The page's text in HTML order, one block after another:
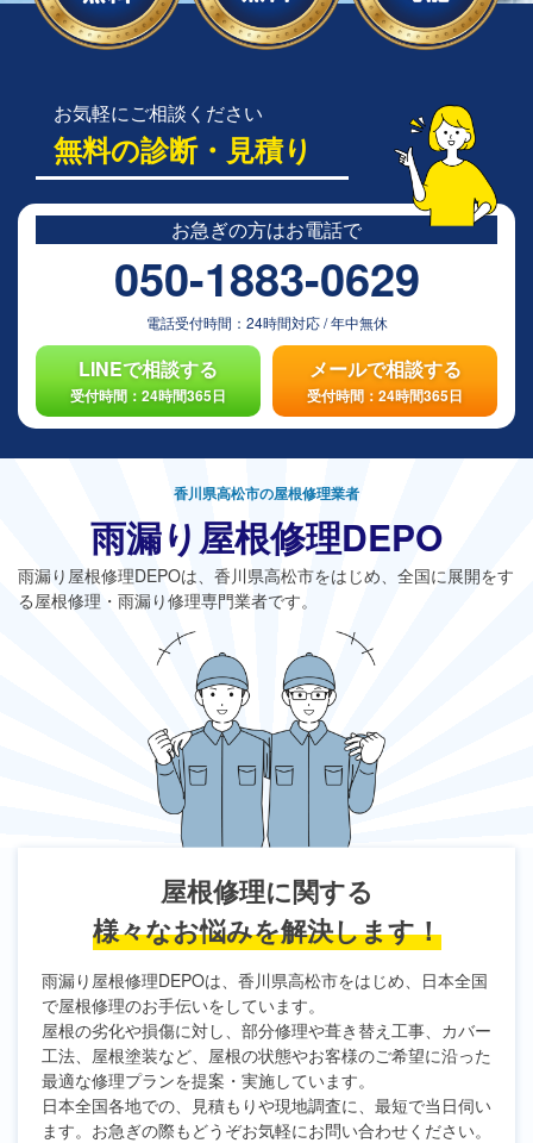
お気軽にご相談ください
無料の診断・見積り
お急ぎの方はお電話で
050-1883-0629
電話受付時間： 24時間対応/年中無休
LINEで相談する
受付時間：24時間365日
メールで相談する
受付時間：24時間365日
香川県高松市の屋根修理業者
雨漏り屋根修理DEPO
雨漏り屋根修理DEPOは、香川県高松市をはじめ、全国に展開をす
る屋根修理・雨漏り修理専門業者です。
屋根修理に関する
様々なお悩みを解決します！
雨漏り屋根修理DEPOは、香川県高松市をはじめ、日本全国
で屋根修理のお手伝いをしています。
屋根の劣化や損傷に対し、部分修理や葺き替え工事、カバー
工法、屋根塗装など、屋根の状態やお客様のご希望に沿った
最適な修理プランを提案・実施しています。
日本全国各地での、見積もりや現地調査に、最短で当日伺い
ます。お急ぎの際もどうぞお気軽にお問い合わせください。